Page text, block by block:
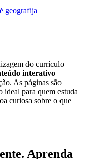
geografija
do currículo
interativo
As páginas são
para quem estuda
curiosa sobre o que
Aprenda